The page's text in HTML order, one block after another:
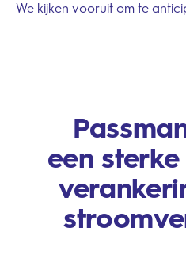
We kijken vooruit om te
een